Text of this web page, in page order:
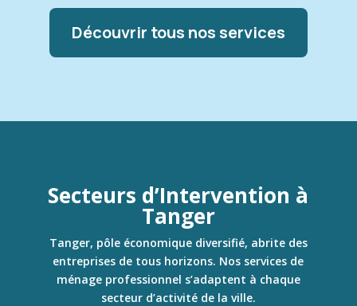
Découvrir tous nos services
Secteurs d’Intervention à
Tanger
Tanger, pôle économique diversifié, abrite des
entreprises de tous horizons. Nos services de
ménage professionnel s’adaptent à chaque
secteur d’activité de la ville.